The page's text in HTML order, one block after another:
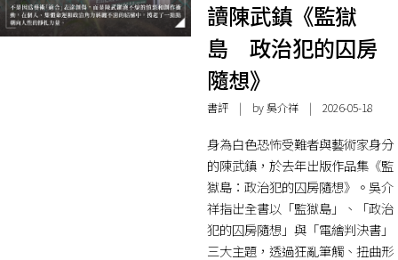
讀陳武鎮《監獄
島 政治犯的囚房
隨想》
書評| by 吳介祥 | 2026-05-18
身為白色恐怖受難者與藝術家身分
的陳武鎮，於去年出版作品集《監
獄島：政治犯的囚房隨想》。吳介
祥指出全書以「監獄島」、「政治
犯的囚房隨想」與「電繪判決書」
三大主題，透過狂亂筆觸、扭曲形